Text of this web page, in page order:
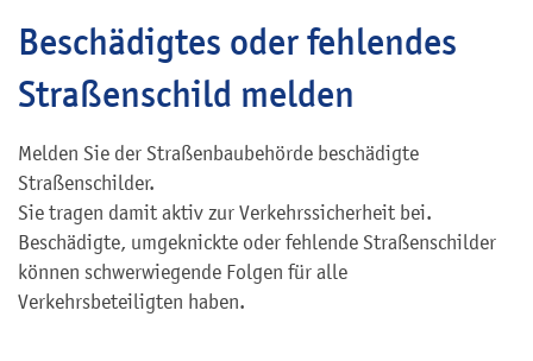
Beschädigtes oder fehlendes
Straßenschild melden
Melden Sie der Straßenbaubehörde beschädigte
Straßenschilder.
Sie tragen damit aktiv zur Verkehrssicherheit bei.
Beschädigte, umgeknickte oder fehlende Straßenschilder
können schwerwiegende Folgen für alle
Verkehrsbeteiligten haben.